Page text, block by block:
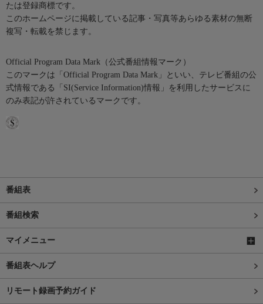
たは登録商標です。
このホームページに掲載している記事・写真等あらゆる素材の無断
複写・転載を禁じます。
Official Program Data Mark（公式番組情報マーク）
このマークは「Official Program Data Mark」といい、テレビ番組の公
式情報である「SI(Service Information)情報」を利用したサービスに
のみ表記が許されているマークです。
番組表
番組検索
マイメニュー
番組表ヘルプ
リモート録画予約ガイド